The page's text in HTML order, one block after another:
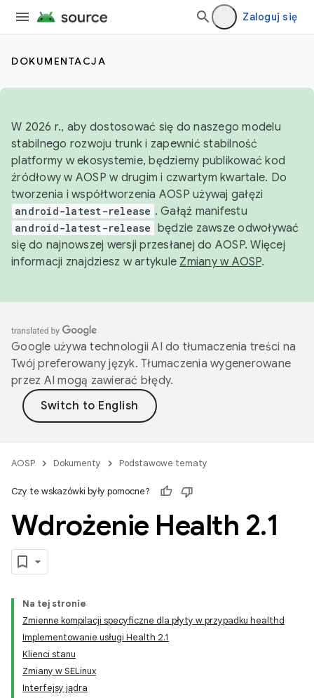
Zaloguj się
DOKUMENTACJA
W 2026 r., aby dostosować się do naszego modelu
stabilnego rozwoju trunk i zapewnić stabilność
platformy w ekosystemie, będziemy publikować kod
źródłowy w AOSP w drugim i czwartym kwartale. Do
tworzenia i współtworzenia AOSP używaj gałęzi
android-latest-release . Gałąź manifestu
android-latest-release będzie zawsze odwoływać
się do najnowszej wersji przesłanej do AOSP. Więcej
informacji znajdziesz w artykule Zmiany w AOSP.
Google używa technologii AI do tłumaczenia treści na
Twój preferowany język. Tłumaczenia wygenerowane
przez AI mogą zawierać błędy.
AOSP Dokumenty Podstawowe tematy
Czy te wskazówki były pomocne?
Wdrożenie Health 2.1
Na tej stronie
Zmienne kompilacji specyficzne dla płyty w przypadku healthd
Implementowanie usługi Health 2.1
Klienci stanu
Zmiany w SELinux
Interfejsy jądra